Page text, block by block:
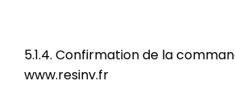
5.1.4. Confirmation de la
www.resinv.fr